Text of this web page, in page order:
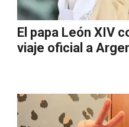
El papa León XIV
viaje oficial a